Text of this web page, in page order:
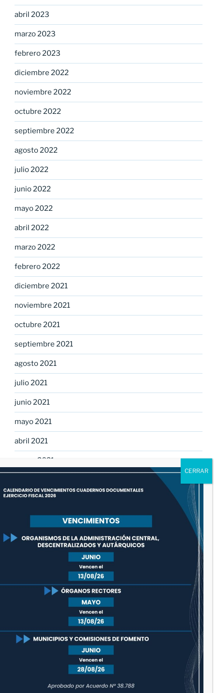
abril 2023
marzo 2023
febrero 2023
diciembre 2022
noviembre 2022
octubre 2022
septiembre 2022
agosto 2022
julio 2022
junio 2022
mayo 2022
abril 2022
marzo 2022
febrero 2022
diciembre 2021
noviembre 2021
octubre 2021
septiembre 2021
agosto 2021
julio 2021
junio 2021
mayo 2021
abril 2021
marzo 2021
enero 2021
diciembre 2020
noviembre 2020
agosto 2020
junio 2020
diciembre 2019